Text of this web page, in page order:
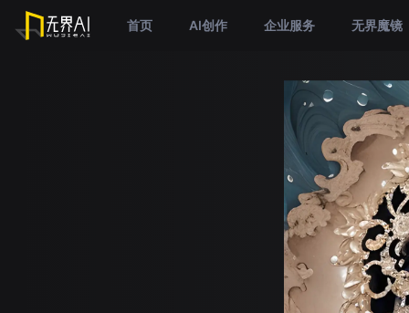
首页 AI创作 企业服务 无界魔镜